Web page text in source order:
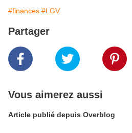
#finances #LGV
Partager
Vous aimerez aussi
Article publié depuis Overblog